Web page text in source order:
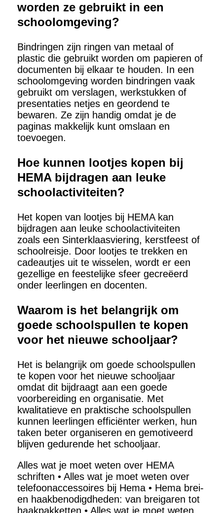
worden ze gebruikt in een
schoolomgeving?
Bindringen zijn ringen van metaal of
plastic die gebruikt worden om papieren of
documenten bij elkaar te houden. In een
schoolomgeving worden bindringen vaak
gebruikt om verslagen, werkstukken of
presentaties netjes en geordend te
bewaren. Ze zijn handig omdat je de
paginas makkelijk kunt omslaan en
toevoegen.
Hoe kunnen lootjes kopen bij
HEMA bijdragen aan leuke
schoolactiviteiten?
Het kopen van lootjes bij HEMA kan
bijdragen aan leuke schoolactiviteiten
zoals een Sinterklaasviering, kerstfeest of
schoolreisje. Door lootjes te trekken en
cadeautjes uit te wisselen, wordt er een
gezellige en feestelijke sfeer gecreëerd
onder leerlingen en docenten.
Waarom is het belangrijk om
goede schoolspullen te kopen
voor het nieuwe schooljaar?
Het is belangrijk om goede schoolspullen
te kopen voor het nieuwe schooljaar
omdat dit bijdraagt aan een goede
voorbereiding en organisatie. Met
kwalitatieve en praktische schoolspullen
kunnen leerlingen efficiënter werken, hun
taken beter organiseren en gemotiveerd
blijven gedurende het schooljaar.
Alles wat je moet weten over HEMA
schriften • Alles wat je moet weten over
telefoonaccessoires bij Hema • Hema brei-
en haakbenodigdheden: van breigaren tot
haakpakketten • Alles wat je moet weten